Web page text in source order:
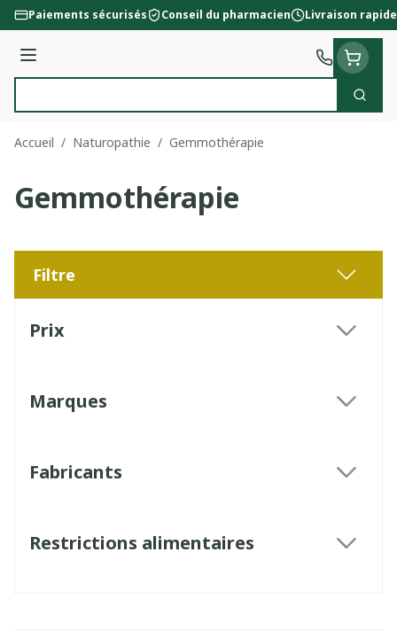
Aller au contenu
Paiements sécurisés Conseil du pharmacien Livraison rapide
Menu
Accueil / Naturopathie / Gemmothérapie
Gemmothérapie
Filtre
Prix
Marques
Fabricants
Restrictions alimentaires